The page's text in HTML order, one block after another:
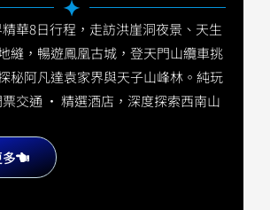
華8日行程，走訪洪崖洞夜景、天生
縫，暢遊鳳凰古城，登天門山纜車挑
秘阿凡達袁家界與天子山峰林。純玩
交通 · 精選酒店，深度探索西南山